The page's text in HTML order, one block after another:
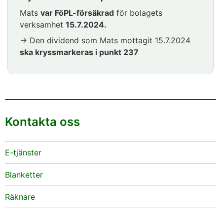
Mats var FöPL-försäkrad för bolagets
verksamhet 15.7.2024.
→ Den dividend som Mats mottagit 15.7.2024
ska kryssmarkeras i punkt 237
Kontakta oss
E-tjänster
Blanketter
Räknare